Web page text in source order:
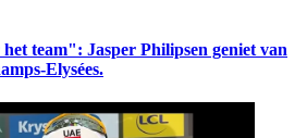
team": Jasper Philipsen geniet van
Elysées.